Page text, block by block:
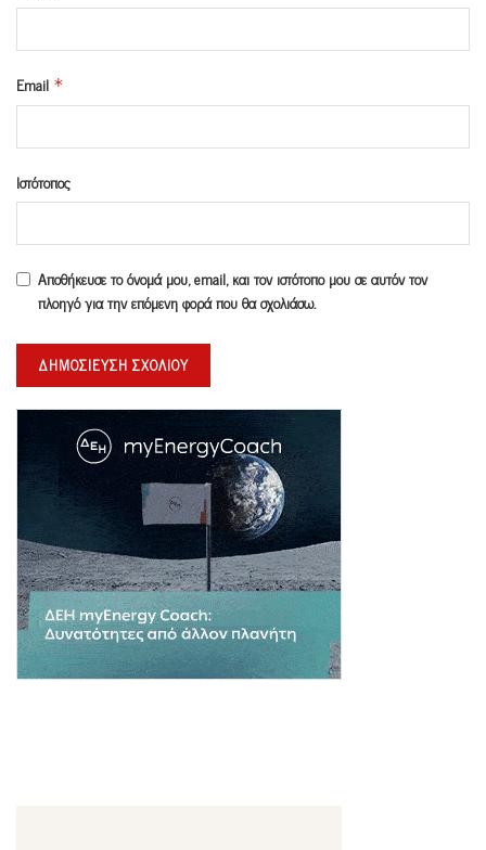
Email *
Ιστότοπος
Αποθήκευσε το όνομά μου, email, και τον ιστότοπο μου σε αυτόν τον
πλοηγό για την επόμενη φορά που θα σχολιάσω.